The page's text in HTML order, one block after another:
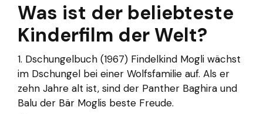
Was ist der beliebteste
Kinderfilm der Welt?
1. Dschungelbuch (1967) Findelkind Mogli wächst
im Dschungel bei einer Wolfsfamilie auf. Als er
zehn Jahre alt ist, sind der Panther Baghira und
Balu der Bär Moglis beste Freude.